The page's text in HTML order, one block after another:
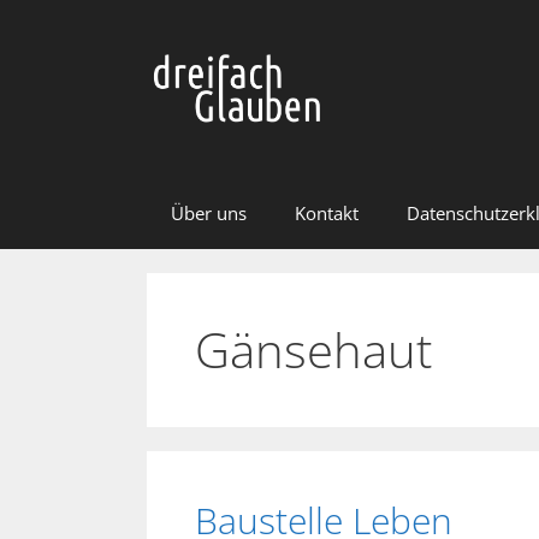
Über uns Kontakt
Gänsehaut
Baustelle Leben